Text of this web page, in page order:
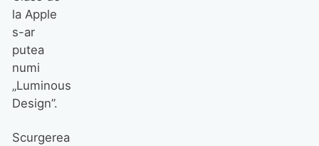
la Apple
s-ar
putea
numi
„Luminous
Design”.
Scurgerea